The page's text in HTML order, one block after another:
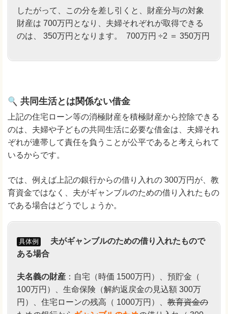
したがって、この分を差し引くと、財産分与の対象
財産は 700万円となり、夫婦それぞれが取得できる
のは、 350万円となります。 700万円 ÷2 ＝ 350万円
共同生活とは関係ない借金
上記の住宅ローン等の消極財産を積極財産から控除できる
のは、夫婦や子どもの共同生活に必要な借金は、夫婦それ
ぞれが連帯して責任を負うことが公平であると考えられて
いるからです。
では、例えば上記の銀行からの借り入れの 300万円が、教
育資金ではなく、夫がギャンブルのための借り入れたもの
である場合はどうでしょうか。
具体例
夫がギャンブルのための借り入れたもので
ある場合
夫名義の財産 ：自宅（時価 1500万円）、預貯金（
100万円）、生命保険（解約返戻金の見込額 300万
円）、住宅ローンの残高（ 1000万円）、 教育資金の